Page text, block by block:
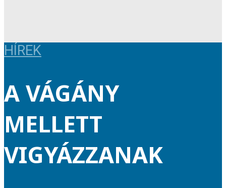
HÍREK
A VÁGÁNY
MELLETT
VIGYÁZZANAK